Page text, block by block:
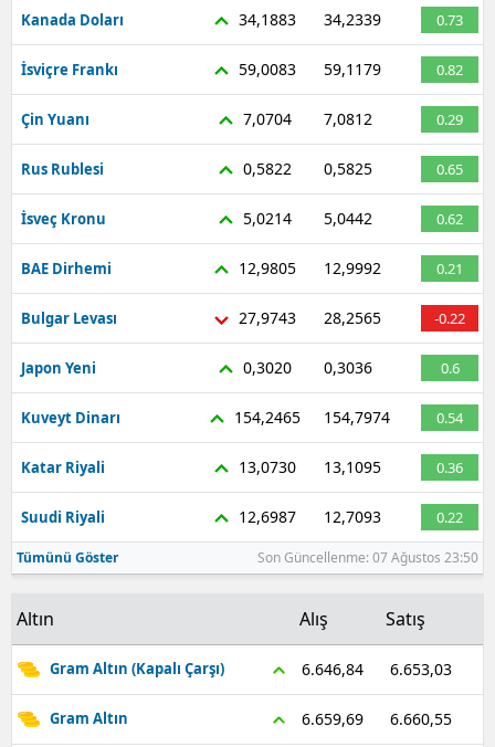
Kanada Doları 34,1883 34,2339 0.73
İsviçre Frankı 59,0083 59,1179 0.82
Çin Yuanı 7,0704 7,0812 0.29
Rus Rublesi 0,5822 0,5825 0.65
İsveç Kronu 5,0214 5,0442 0.62
BAE Dirhemi 12,9805 12,9992 0.21
Bulgar Levası 27,9743 28,2565 -0.22
Japon Yeni 0,3020 0,3036 0.6
Kuveyt Dinarı 154,2465 154,7974 0.54
Katar Riyali 13,0730 13,1095 0.36
Suudi Riyali 12,6987 12,7093 0.22
Tümünü Göster Son Güncellenme: 07 Ağustos 23:50
Altın Alış Satış
Gram Altın (Kapalı Çarşı) 6.646,84 6.653,03
Gram Altın 6.659,69 6.660,55